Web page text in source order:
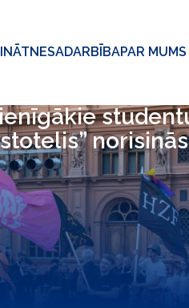
SADARBĪBAPAR MUMS